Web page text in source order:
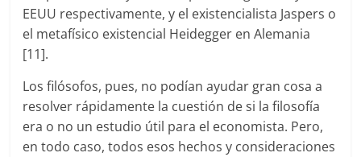
EEUU respectivamente, y el existencialista Jaspers o
el metafísico existencial Heidegger en Alemania
[11].
Los filósofos, pues, no podían ayudar gran cosa a
resolver rápidamente la cuestión de si la filosofía
era o no un estudio útil para el economista. Pero,
en todo caso, todos esos hechos y consideraciones